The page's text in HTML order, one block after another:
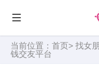
当前位置： 首页> 找女
钱交友平台